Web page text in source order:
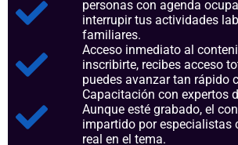
personas con agenda
interrupir tus actividades
familiares.
Acceso inmediato al
inscribirte, recibes acceso
puedes avanzar tan rápido
Capacitación con expertos
Aunque esté grabado, el
impartido por especialistas
real en el tema.